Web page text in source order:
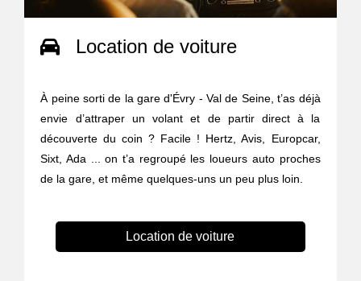
Location de voiture
À peine sorti de la gare d'Évry - Val de Seine, t’as déjà
envie d’attraper un volant et de partir direct à la
découverte du coin ? Facile ! Hertz, Avis, Europcar,
Sixt, Ada ... on t’a regroupé les loueurs auto proches
de la gare, et même quelques-uns un peu plus loin.
Location de voiture